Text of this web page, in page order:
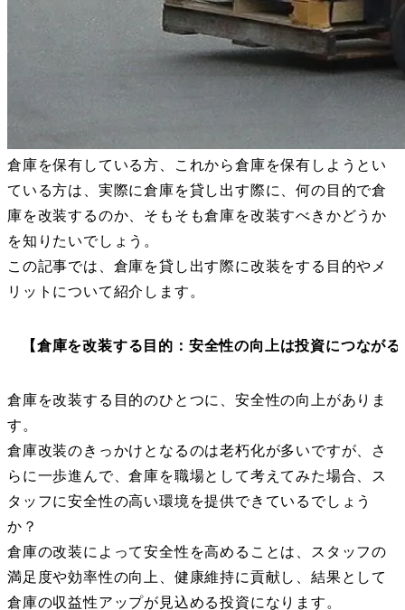
倉庫を保有している方、これから倉庫を保有しようとい
ている方は、実際に倉庫を貸し出す際に、何の目的で倉
庫を改装するのか、そもそも倉庫を改装すべきかどうか
を知りたいでしょう。
この記事では、倉庫を貸し出す際に改装をする目的やメ
リットについて紹介します。
【倉庫を改装する目的：安全性の向上は投資につながる
倉庫を改装する目的のひとつに、安全性の向上がありま
す。
倉庫改装のきっかけとなるのは老朽化が多いですが、さ
らに一歩進んで、倉庫を職場として考えてみた場合、ス
タッフに安全性の高い環境を提供できているでしょう
か？
倉庫の改装によって安全性を高めることは、スタッフの
満足度や効率性の向上、健康維持に貢献し、結果として
倉庫の収益性アップが見込める投資になります。